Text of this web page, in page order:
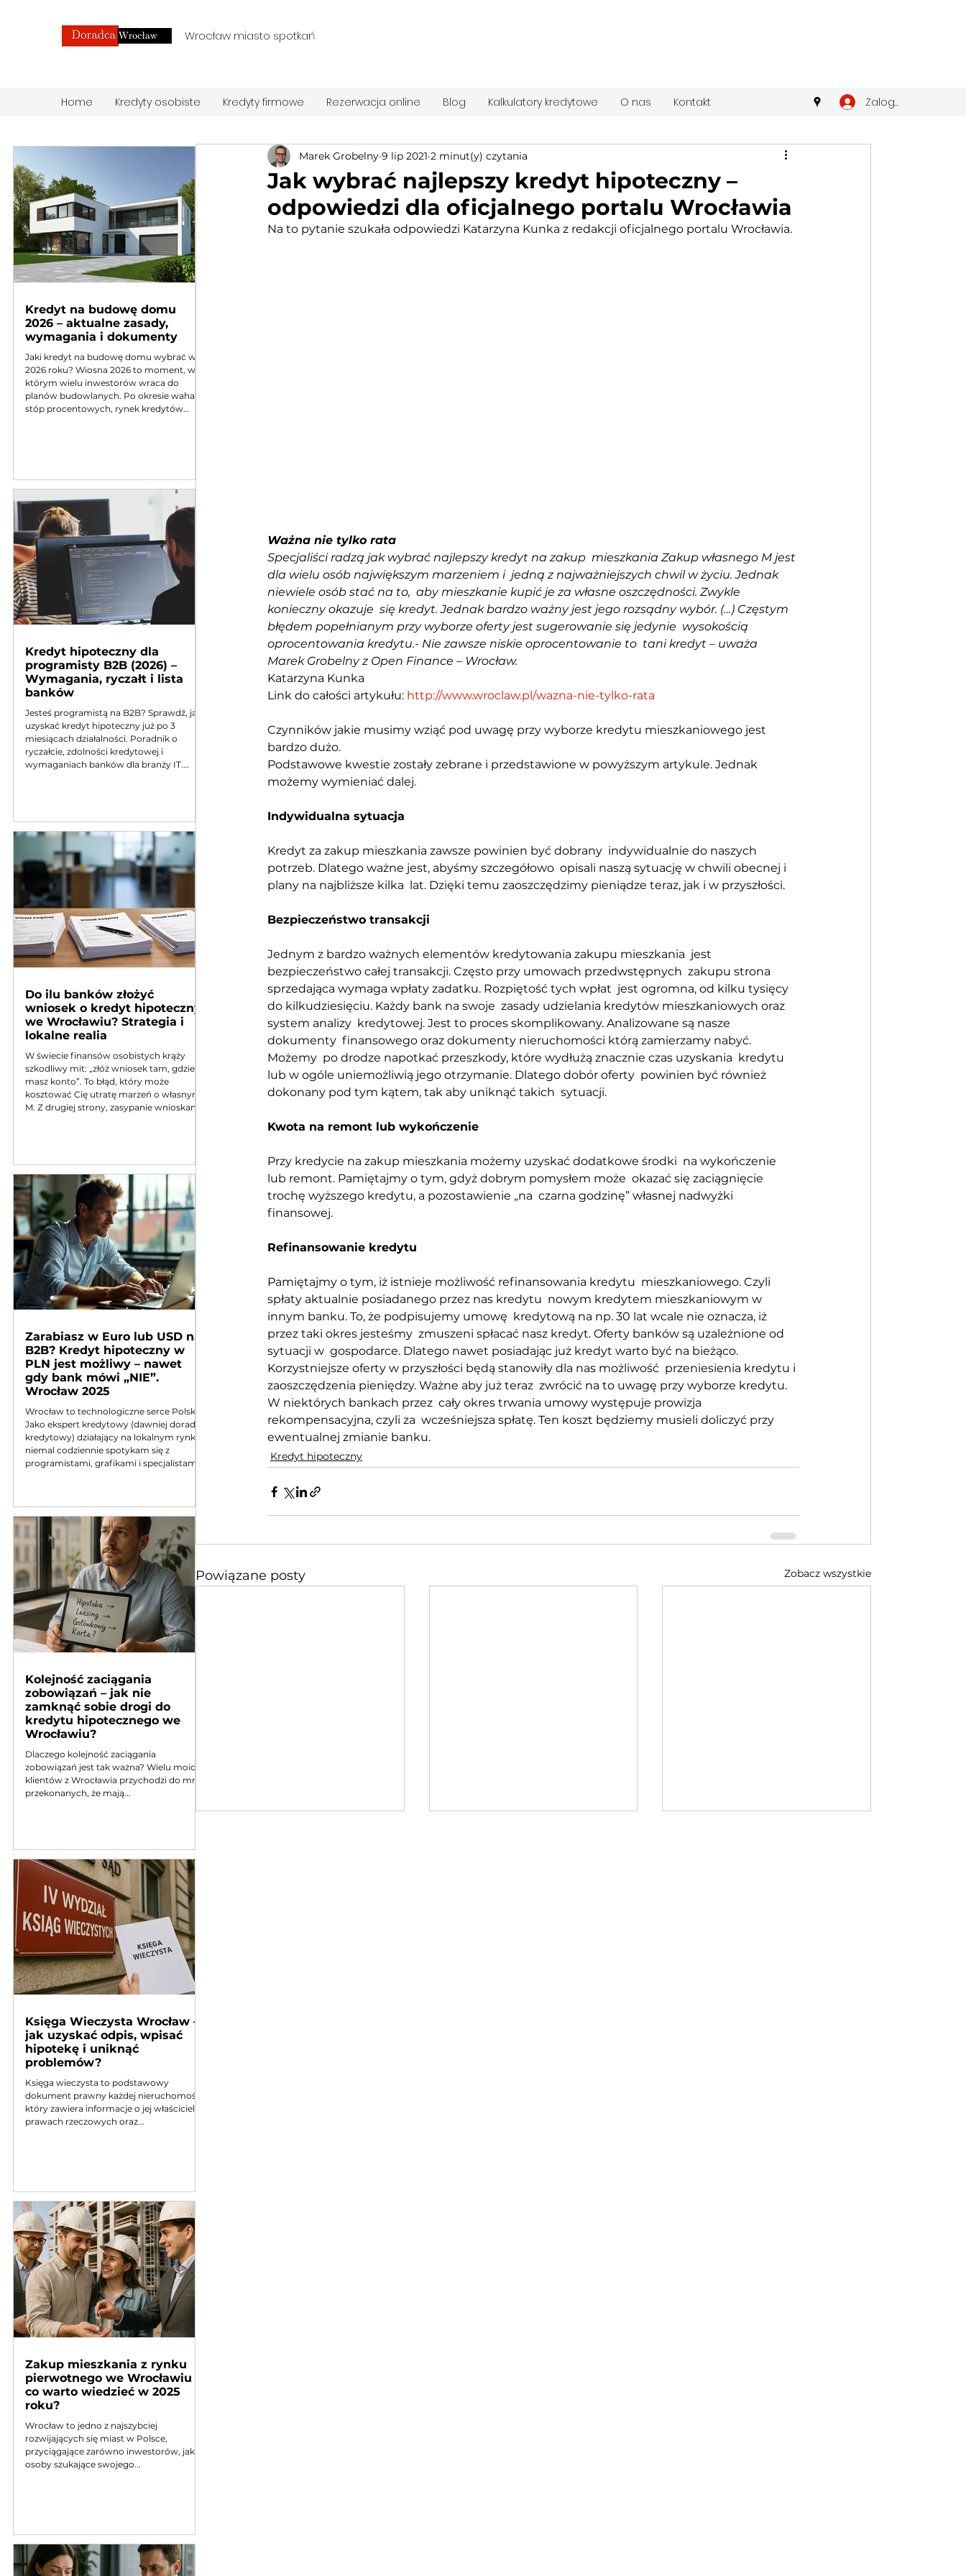
Wrocław miasto spotkań
Home Kredyty osobiste Kredyty firmowe Rezerwacja online Blog Kalkulatory kredytowe O nas Kontakt Zaloguj się
Kredyt na budowę domu
2026 – aktualne zasady,
wymagania i dokumenty
Jaki kredyt na budowę domu wybrać w
2026 roku? Wiosna 2026 to moment, w
którym wielu inwestorów wraca do
planów budowlanych. Po okresie wahań
stóp procentowych, rynek kredytów
planujesz mniejszą inwestycję (np. dom
rekreacyjny lub modułowy), nadal
możesz roz
Kredyt hipoteczny dla
programisty B2B (2026) –
Wymagania, ryczałt i lista
banków
Jesteś programistą na B2B? Sprawdź, jak
uzyskać kredyt hipoteczny już po 3
miesiącach działalności. Poradnik o
ryczałcie, zdolności kredytowej i
wymaganiach banków dla branży IT.
Do ilu banków złożyć
wniosek o kredyt hipoteczny
we Wrocławiu? Strategia i
lokalne realia
W świecie finansów osobistych krąży
szkodliwy mit: „złóż wniosek tam, gdzie
masz konto”. To błąd, który może
kosztować Cię utratę marzeń o własnym
M. Z drugiej strony, zasypanie wnioskami
Wrocławiu Dla zabieganych (TL;DR) :
Eksperci kredytowi z Wrocławia zgodnie
zalecają złożenie wniosków o kredyt
hipoteczny do 3 banków jednocze
Zarabiasz w Euro lub USD na
B2B? Kredyt hipoteczny w
PLN jest możliwy – nawet
gdy bank mówi „NIE”.
Wrocław 2025
Wrocław to technologiczne serce Polski.
Jako ekspert kredytowy (dawniej doradca
kredytowy) działający na lokalnym rynku,
niemal codziennie spotykam się z
programistami, grafikami i specjalistami
działalność dochód w walucie a kredyt
hipoteczny Sytuacja wydaje się idealna:
wysokie zarobki, kontrakt B2B,
stabilizacja. Schody zaczynają się w
momencie, gdy chce
Kolejność zaciągania
zobowiązań – jak nie
zamknąć sobie drogi do
kredytu hipotecznego we
Wrocławiu?
Dlaczego kolejność zaciągania
zobowiązań jest tak ważna? Wielu moich
klientów z Wrocławia przychodzi do mnie
przekonanych, że mają...
Księga Wieczysta Wrocław –
jak uzyskać odpis, wpisać
hipotekę i uniknąć
problemów?
Księga wieczysta to podstawowy
dokument prawny każdej nieruchomości,
który zawiera informacje o jej właścicielu,
prawach rzeczowych oraz...
Zakup mieszkania z rynku
pierwotnego we Wrocławiu –
co warto wiedzieć w 2025
roku?
Wrocław to jedno z najszybciej
rozwijających się miast w Polsce,
przyciągające zarówno inwestorów, jak i
osoby szukające swojego...
Jak wybrać najlepszy kredyt hipoteczny –
odpowiedzi dla oficjalnego portalu Wrocławia
Marek Grobelny 9 lip 2021 2 minut(y) czytania
Na to pytanie szukała odpowiedzi Katarzyna Kunka z redakcji oficjalnego portalu Wrocławia.
Ważna nie tylko rata
Specjaliści radzą jak wybrać najlepszy kredyt na zakup  mieszkania Zakup własnego M jest
dla wielu osób największym marzeniem i  jedną z najważniejszych chwil w życiu. Jednak
niewiele osób stać na to,  aby mieszkanie kupić je za własne oszczędności. Zwykle
konieczny okazuje  się kredyt. Jednak bardzo ważny jest jego rozsądny wybór. (…) Częstym
błędem popełnianym przy wyborze oferty jest sugerowanie się jedynie  wysokością
oprocentowania kredytu.- Nie zawsze niskie oprocentowanie to  tani kredyt – uważa
Marek Grobelny z Open Finance – Wrocław.
Katarzyna Kunka
Link do całości artykułu: http://www.wroclaw.pl/wazna-nie-tylko-rata
Czynników jakie musimy wziąć pod uwagę przy wyborze kredytu mieszkaniowego jest
bardzo dużo.
Podstawowe kwestie zostały zebrane i przedstawione w powyższym artykule. Jednak
możemy wymieniać dalej.
Indywidualna sytuacja
Kredyt za zakup mieszkania zawsze powinien być dobrany  indywidualnie do naszych
potrzeb. Dlatego ważne jest, abyśmy szczegółowo  opisali naszą sytuację w chwili obecnej i
plany na najbliższe kilka  lat. Dzięki temu zaoszczędzimy pieniądze teraz, jak i w przyszłości.
Bezpieczeństwo transakcji
Jednym z bardzo ważnych elementów kredytowania zakupu mieszkania  jest
bezpieczeństwo całej transakcji. Często przy umowach przedwstępnych  zakupu strona
sprzedająca wymaga wpłaty zadatku. Rozpiętość tych wpłat  jest ogromna, od kilku tysięcy
do kilkudziesięciu. Każdy bank na swoje  zasady udzielania kredytów mieszkaniowych oraz
system analizy  kredytowej. Jest to proces skomplikowany. Analizowane są nasze
dokumenty  finansowego oraz dokumenty nieruchomości którą zamierzamy nabyć.
Możemy  po drodze napotkać przeszkody, które wydłużą znacznie czas uzyskania  kredytu
lub w ogóle uniemożliwią jego otrzymanie. Dlatego dobór oferty  powinien być również
dokonany pod tym kątem, tak aby uniknąć takich  sytuacji.
Kwota na remont lub wykończenie
Przy kredycie na zakup mieszkania możemy uzyskać dodatkowe środki  na wykończenie
lub remont. Pamiętajmy o tym, gdyż dobrym pomysłem może  okazać się zaciągnięcie
trochę wyższego kredytu, a pozostawienie „na  czarna godzinę” własnej nadwyżki
finansowej.
Refinansowanie kredytu
Pamiętajmy o tym, iż istnieje możliwość refinansowania kredytu  mieszkaniowego. Czyli
spłaty aktualnie posiadanego przez nas kredytu  nowym kredytem mieszkaniowym w
innym banku. To, że podpisujemy umowę  kredytową na np. 30 lat wcale nie oznacza, iż
przez taki okres jesteśmy  zmuszeni spłacać nasz kredyt. Oferty banków są uzależnione od
sytuacji w  gospodarce. Dlatego nawet posiadając już kredyt warto być na bieżąco.
Korzystniejsze oferty w przyszłości będą stanowiły dla nas możliwość  przeniesienia kredytu i
zaoszczędzenia pieniędzy. Ważne aby już teraz  zwrócić na to uwagę przy wyborze kredytu.
W niektórych bankach przez  cały okres trwania umowy występuje prowizja
rekompensacyjna, czyli za  wcześniejsza spłatę. Ten koszt będziemy musieli doliczyć przy
ewentualnej zmianie banku.
Kredyt hipoteczny
Powiązane posty Zobacz wszystkie